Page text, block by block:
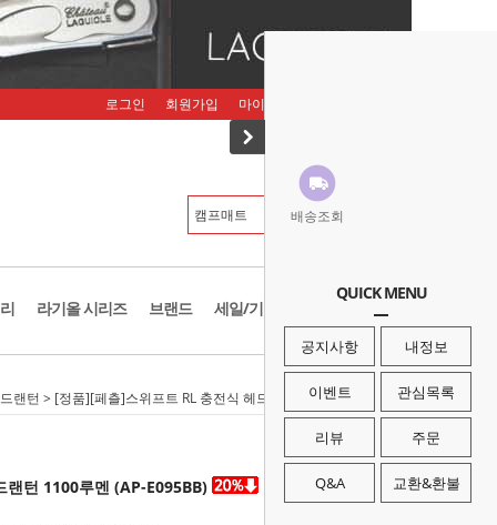
배송조회
QUICK MENU
공지사항 내정보
이벤트 관심목록
리뷰 주문
Q&A 교환&환불
로그인 회원가입 마이페이지
라기올 시리즈 브랜드 세일/기획존
랜턴 > [정품][페츨]스위프트 RL 충전식 헤드랜턴 1100루멘 (AP-E095BB)
턴 1100루멘 (AP-E095BB)